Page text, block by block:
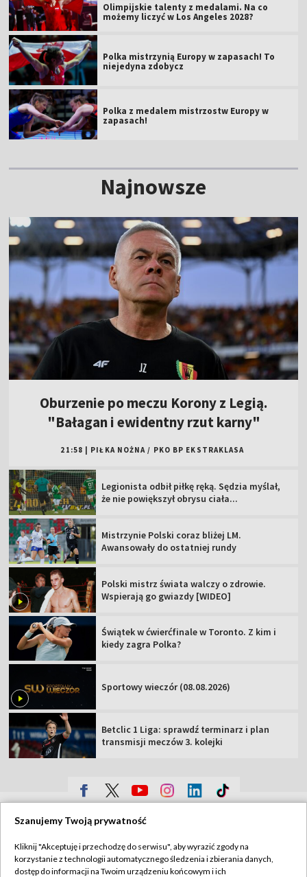
Olimpijskie talenty z medalami. Na co
możemy liczyć w Los Angeles 2028?
Polka mistrzynią Europy w zapasach! To
niejedyna zdobycz
Polka z medalem mistrzostw Europy w
zapasach!
Najnowsze
Oburzenie po meczu Korony z Legią.
"Bałagan i ewidentny rzut karny"
21:58 PIŁKA NOŻNA / PKO BP EKSTRAKLASA
Legionista odbił piłkę ręką. Sędzia myślał,
że nie powiększył obrysu ciała...
Mistrzynie Polski coraz bliżej LM.
Awansowały do ostatniej rundy
Polski mistrz świata walczy o zdrowie.
Wspierają go gwiazdy [WIDEO]
Świątek w ćwierćfinale w Toronto. Z kim i
kiedy zagra Polka?
Sportowy wieczór (08.08.2026)
Betclic 1 Liga: sprawdź terminarz i plan
transmisji meczów 3. kolejki
Sklep TVP
Polityka prywatności
Szanujemy Twoją prywatność
Kliknij "Akceptuję i przechodzę do serwisu", aby wyrazić zgody na
korzystanie z technologii automatycznego śledzenia i zbierania danych,
dostęp do informacji na Twoim urządzeniu końcowym i ich